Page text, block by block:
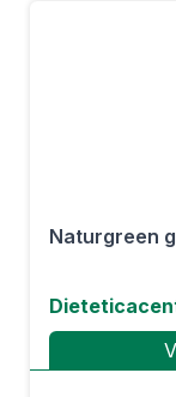
Naturgreen